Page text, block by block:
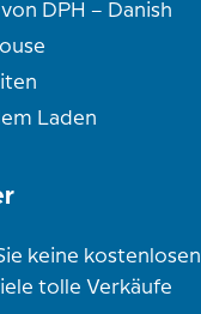
DPH – Danish
Laden
keine kostenlosen
tolle Verkäufe